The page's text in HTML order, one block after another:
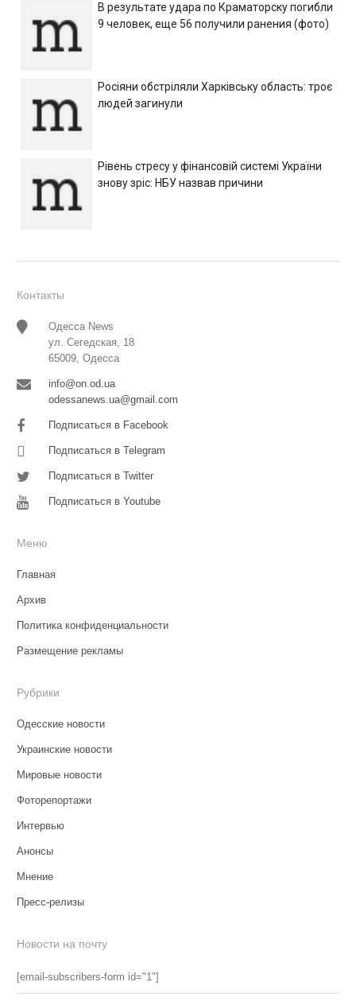
В результате удара по Краматорску погибли
9 человек, еще 56 получили ранения (фото)
Росіяни обстріляли Харківську область: троє
людей загинули
Рівень стресу у фінансовій системі України
знову зріс: НБУ назвав причини
Контакты
Одесса News
ул. Сегедская, 18
65009, Одесса
info@on.od.ua
odessanews.ua@gmail.com
Подписаться в Facebook
Подписаться в Telegram
Подписаться в Twitter
Подписаться в Youtube
Меню
Главная
Архив
Политика конфиденциальности
Размещение рекламы
Рубрики
Одесские новости
Украинские новости
Мировые новости
Фоторепортажи
Интервью
Анонсы
Мнение
Пресс-релизы
Новости на почту
[email-subscribers-form id="1"]